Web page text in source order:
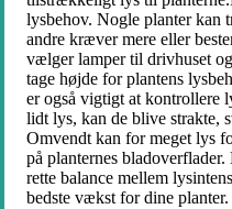
lysbehov. Nogle planter kan
andre kræver mere eller
vælger lamper til drivhuset
tage højde for plantens
er også vigtigt at kontrollere
lidt lys, kan de blive strakte,
Omvendt kan for meget lys
på planternes
rette balance mellem
bedste vækst for dine planter.